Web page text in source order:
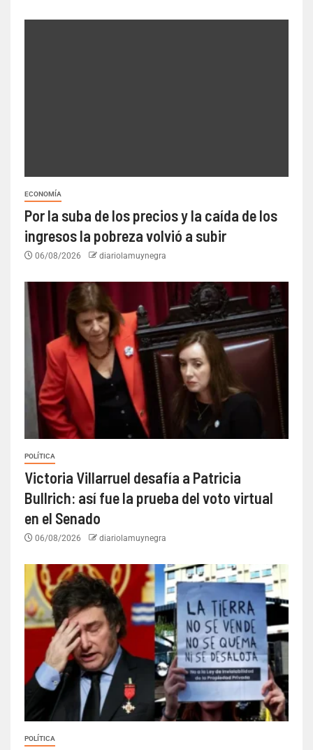
ECONOMÍA
Por la suba de los precios y la caída de los
ingresos la pobreza volvió a subir
06/08/2026 diariolamuynegra
POLÍTICA
Victoria Villarruel desafía a Patricia
Bullrich: así fue la prueba del voto virtual
en el Senado
06/08/2026 diariolamuynegra
POLÍTICA